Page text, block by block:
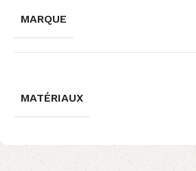
MARQUE
MATÉRIAUX